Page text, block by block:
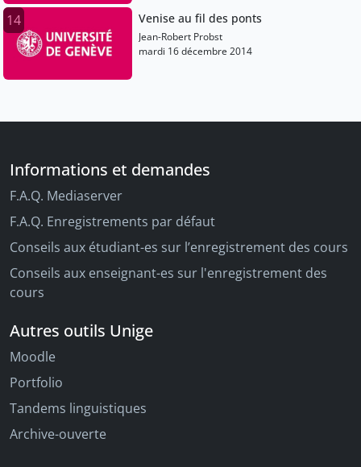
14 Venise au fil des ponts
Jean-Robert Probst
mardi 16 décembre 2014
Informations et demandes
F.A.Q. Mediaserver
F.A.Q. Enregistrements par défaut
Conseils aux étudiant-es sur l’enregistrement des cours
Conseils aux enseignant-es sur l'enregistrement des
cours
Autres outils Unige
Moodle
Portfolio
Tandems linguistiques
Archive-ouverte